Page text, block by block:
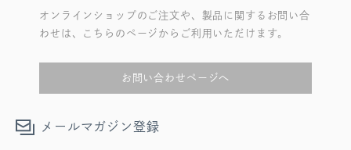
オンラインショップのご注文や、製品に関するお問い合
わせは、こちらのページからご利用いただけます。
お問い合わせページへ
メールマガジン登録